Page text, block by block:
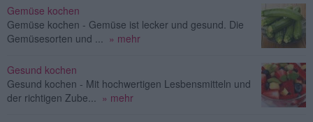
Gemüse kochen
Gemüse kochen - Gemüse ist lecker und gesund. Die
Gemüsesorten und ...
» mehr
Gesund kochen
Gesund kochen - Mit hochwertigen Lesbensmitteln und
der richtigen Zube...
» mehr